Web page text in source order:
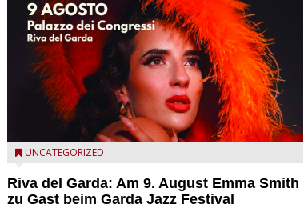
Riva del Garda - Emma Smith zu Gast beim Garda Jazz
UNCATEGORIZED
Riva del Garda: Am 9. August Emma Smith
zu Gast beim Garda Jazz Festival